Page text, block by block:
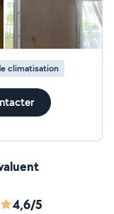
climatisation
4,6/5